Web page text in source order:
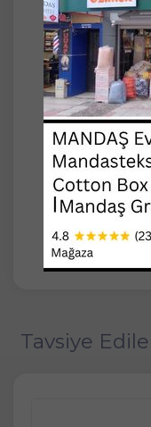
Gümüş Mega
Ebat:
Şık ve Modern
Makinede
Kumaşın
Ürünlerin
Önlemeye
Yerli Üretim.
Tavsiye